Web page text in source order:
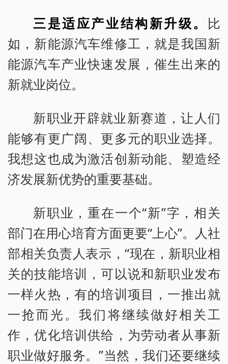
三是适应产业结构新升级。 比
如，新能源汽车维修工，就是我国新
能源汽车产业快速发展，催生出来的
新就业岗位。
新职业开辟就业新赛道，让人们
能够有更广阔、更多元的职业选择。
我想这也成为激活创新动能、塑造经
济发展新优势的重要基础。
新职业，重在一个“新”字，相关
部门在用心培育方面更要“上心”。人社
部相关负责人表示，“现在，新职业相
关的技能培训，可以说和新职业发布
一样火热，有的培训项目，一推出就
一抢而光。我们将继续做好相关工
作，优化培训供给，为劳动者从事新
职业做好服务。”当然，我们还要继续